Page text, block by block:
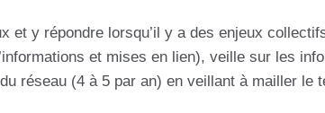
et y répondre lorsqu’il y a des enjeux
et mises en lien), veille sur les
réseau (4 à 5 par an) en veillant à mailler